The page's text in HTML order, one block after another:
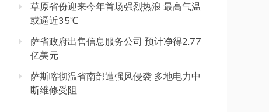
草原省份迎来今年首场强烈热浪 最高气温
或逼近35℃
萨省政府出售信息服务公司 预计净得2.77
亿美元
萨斯喀彻温省南部遭强风侵袭 多地电力中
断维修受阻